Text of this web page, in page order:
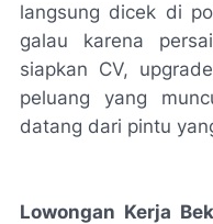
langsung dicek di
galau karena
siapkan CV,
peluang yang
datang dari pintu
Lowongan Kerja